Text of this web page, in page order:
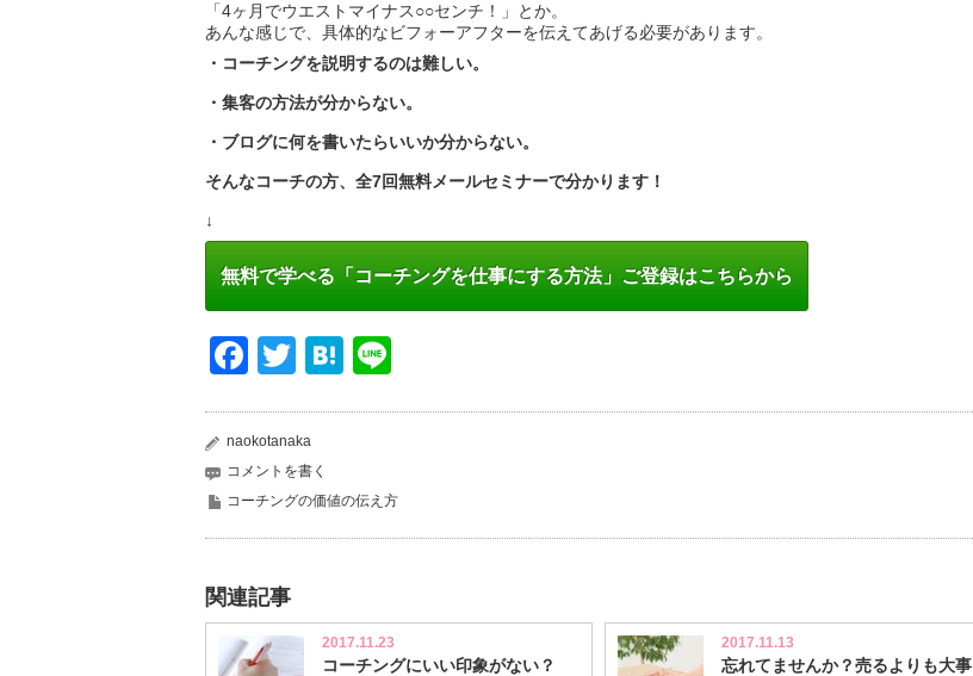
「4ヶ月でウエストマイナス○○センチ！」とか。
あんな感じで、具体的なビフォーアフターを伝えてあげる必要があります。
・コーチングを説明するのは難しい。
・集客の方法が分からない。
・ブログに何を書いたらいいか分からない。
そんなコーチの方、全7回無料メールセミナーで分かります！
↓
無料で学べる「コーチングを仕事にする方法」ご登録はこちらから
Facebook
TwitterHatena
naokotanaka
コメントを書く
コーチングの価値の伝え方
関連記事
2017.11.23
コーチングにいい印象がない？
2017.11.13
忘れてませんか？売るよりも大事